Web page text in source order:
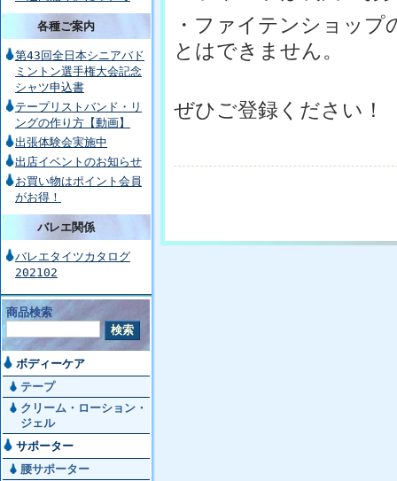
各種ご案内
第43回全日本シニアバド
ミントン選手権大会記念
シャツ申込書
テープリストバンド・リ
ングの作り方【動画】
出張体験会実施中
出店イベントのお知らせ
お買い物はポイント会員
がお得！
バレエ関係
バレエタイツカタログ
202102
商品検索
ボディーケア
テープ
クリーム・ローション・
ジェル
サポーター
腰サポーター
・ファイテンショッ
とはできません。
ぜひご登録ください！